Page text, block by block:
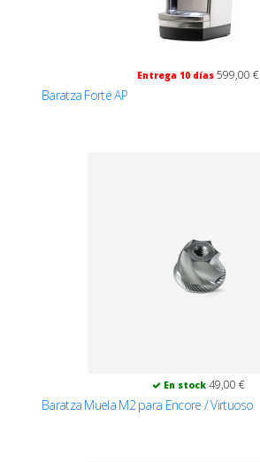
Entrega 10 días 599,00 €
Baratza Forté AP
En stock 49,00 €
Baratza Muela M2 para Encore / Virtuoso